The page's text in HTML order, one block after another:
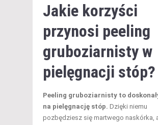
Jakie korzyści
przynosi peeling
gruboziarnisty w
pielęgnacji stóp?
Peeling gruboziarnisty to
na pielęgnację stóp. Dzięki niemu
pozbędziesz się martwego naskórka,